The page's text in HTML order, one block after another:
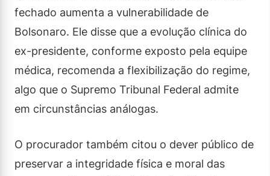
fechado aumenta a vulnerabilidade de
Bolsonaro. Ele disse que a evolução clínica do
ex-presidente, conforme exposto pela equipe
médica, recomenda a flexibilização do regime,
algo que o Supremo Tribunal Federal admite
em circunstâncias análogas.
O procurador também citou o dever público de
preservar a integridade física e moral das